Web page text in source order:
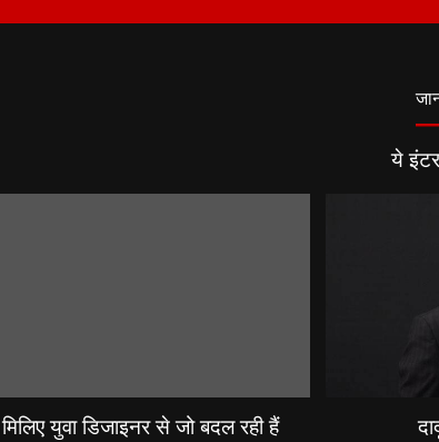
ये
मिलिए युवा डिजाइनर से जो बदल रही हैं